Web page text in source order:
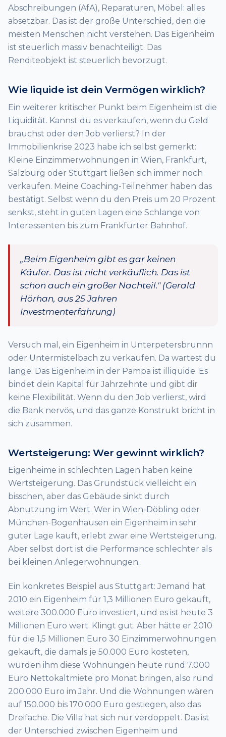
Abschreibungen (AfA), Reparaturen, Möbel: alles
absetzbar. Das ist der große Unterschied, den die
meisten Menschen nicht verstehen. Das Eigenheim
ist steuerlich massiv benachteiligt. Das
Renditeobjekt ist steuerlich bevorzugt.
Wie liquide ist dein Vermögen wirklich?
Ein weiterer kritischer Punkt beim Eigenheim ist die
Liquidität. Kannst du es verkaufen, wenn du Geld
brauchst oder den Job verlierst? In der
Immobilienkrise 2023 habe ich selbst gemerkt:
Kleine Einzimmerwohnungen in Wien, Frankfurt,
Salzburg oder Stuttgart ließen sich immer noch
verkaufen. Meine Coaching-Teilnehmer haben das
bestätigt. Selbst wenn du den Preis um 20 Prozent
senkst, steht in guten Lagen eine Schlange von
Interessenten bis zum Frankfurter Bahnhof.
„Beim Eigenheim gibt es gar keinen
Käufer. Das ist nicht verkäuflich. Das ist
schon auch ein großer Nachteil." (Gerald
Hörhan, aus 25 Jahren
Investmenterfahrung)
Versuch mal, ein Eigenheim in Unterpetersbrunnn
oder Untermistelbach zu verkaufen. Da wartest du
lange. Das Eigenheim in der Pampa ist illiquide. Es
bindet dein Kapital für Jahrzehnte und gibt dir
keine Flexibilität. Wenn du den Job verlierst, wird
die Bank nervös, und das ganze Konstrukt bricht in
sich zusammen.
Wertsteigerung: Wer gewinnt wirklich?
Eigenheime in schlechten Lagen haben keine
Wertsteigerung. Das Grundstück vielleicht ein
bisschen, aber das Gebäude sinkt durch
Abnutzung im Wert. Wer in Wien-Döbling oder
München-Bogenhausen ein Eigenheim in sehr
guter Lage kauft, erlebt zwar eine Wertsteigerung.
Aber selbst dort ist die Performance schlechter als
bei kleinen Anlegerwohnungen.
Ein konkretes Beispiel aus Stuttgart: Jemand hat
2010 ein Eigenheim für 1,3 Millionen Euro gekauft,
weitere 300.000 Euro investiert, und es ist heute 3
Millionen Euro wert. Klingt gut. Aber hätte er 2010
für die 1,5 Millionen Euro 30 Einzimmerwohnungen
gekauft, die damals je 50.000 Euro kosteten,
würden ihm diese Wohnungen heute rund 7.000
Euro Nettokaltmiete pro Monat bringen, also rund
200.000 Euro im Jahr. Und die Wohnungen wären
auf 150.000 bis 170.000 Euro gestiegen, also das
Dreifache. Die Villa hat sich nur verdoppelt. Das ist
der Unterschied zwischen Eigenheim und